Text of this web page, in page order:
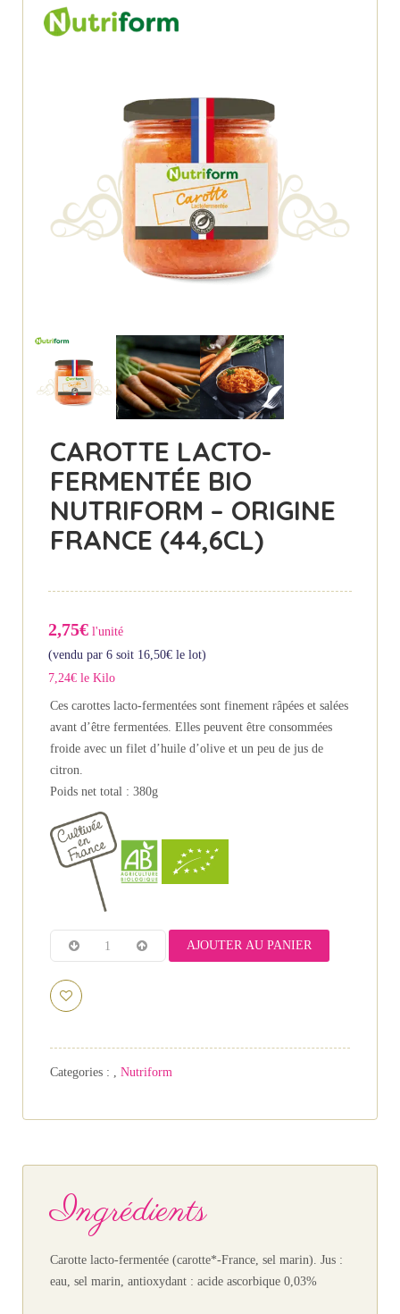
CAROTTE LACTO-
FERMENTÉE BIO
NUTRIFORM – ORIGINE
FRANCE (44,6CL)
2,75€ l'unité
(vendu par 6 soit 16,50€ le lot)
7,24€ le Kilo
Ces carottes lacto-fermentées sont finement râpées et salées
avant d’être fermentées. Elles peuvent être consommées
froide avec un filet d’huile d’olive et un peu de jus de
citron.
Poids net total : 380g
AJOUTER AU PANIER
Categories : , Nutriform
Ingrédients
Carotte lacto-fermentée (carotte*-France, sel marin). Jus :
eau, sel marin, antioxydant : acide ascorbique 0,03%